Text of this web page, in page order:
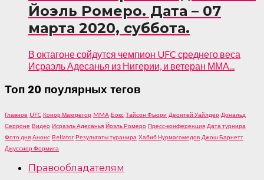
Йоэль Ромеро. Дата – 07
марта 2020, суббота.
В октагоне сойдутся чемпион UFC среднего веса
Исраэль Адесанья из Нигерии, и ветеран ММА...
Топ 20 поулярных тегов
Главное UFC Конор Макгрегор MMA Бокс Тайсон Фьюри Деонтей Уайлдер Дональд
Серроне Видео Исраэль Адесанья Йоэль Ромеро Пресс-конференция Дата турнира
Фото дня Анонс Bellator Результаты туранира Хабиб Нурмагомедов Джош Барнетт
Джуссиер Формига
Правообладателям